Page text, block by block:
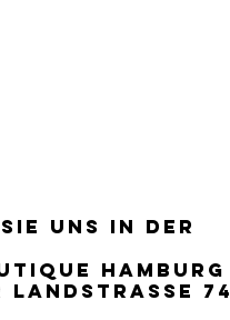
UNS IN DER
HAMBURG
LANDSTRASSE 74
UNS IN DER
HAMBURG
LANDSTRASSE 74